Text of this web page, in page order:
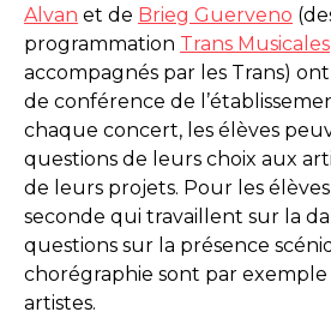
Alvan et de Brieg Guerveno
programmation Trans Musicales
accompagnés par les Trans)
de conférence de
chaque concert, les élèves
questions de leurs choix aux
de leurs projets. Pour les
seconde qui travaillent sur la
questions sur la présence
chorégraphie sont par exemple
artistes.